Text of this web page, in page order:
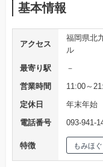
基本情報
アクセス
福岡県北
ル
最寄り駅
－
営業時間
11:00～
定休日
年末年始
電話番号
093-941-
特徴 もみほぐ